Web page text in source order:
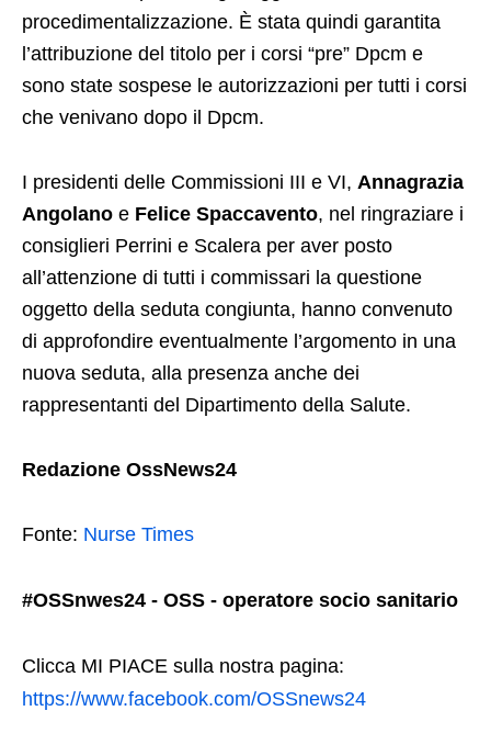
procedimentalizzazione. È stata quindi garantita
l’attribuzione del titolo per i corsi “pre” Dpcm e
sono state sospese le autorizzazioni per tutti i corsi
che venivano dopo il Dpcm.
I presidenti delle Commissioni III e VI, Annagrazia
Angolano e Felice Spaccavento, nel ringraziare i
consiglieri Perrini e Scalera per aver posto
all’attenzione di tutti i commissari la questione
oggetto della seduta congiunta, hanno convenuto
di approfondire eventualmente l’argomento in una
nuova seduta, alla presenza anche dei
rappresentanti del Dipartimento della Salute.
Redazione OssNews24
Fonte: Nurse Times
#OSSnwes24 - OSS - operatore socio sanitario
Clicca MI PIACE sulla nostra pagina:
https://www.facebook.com/OSSnews24